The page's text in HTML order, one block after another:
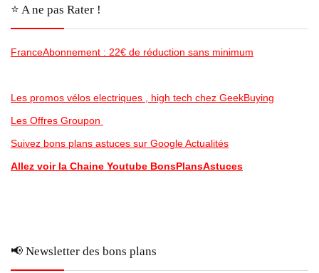
⭐️ A ne pas Rater !
FranceAbonnement : 22€ de réduction sans minimum
Les promos vélos electriques , high tech chez GeekBuying
Les Offres Groupon
Suivez bons plans astuces sur Google Actualités
Allez voir la Chaine Youtube BonsPlansAstuces
📢 Newsletter des bons plans